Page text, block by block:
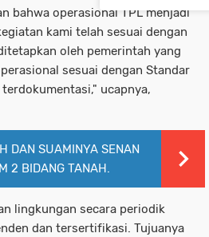
bahwa operasional TPL menjadi
kami telah sesuai dengan
oleh pemerintah yang
sesuai dengan Standar
ucapnya,
DAN SUAMINYA SENAN
2 BIDANG TANAH.
lingkungan secara periodik
dan tersertifikasi. Tujuanya